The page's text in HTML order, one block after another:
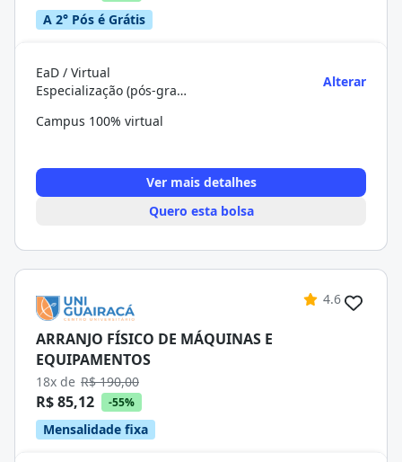
A 2° Pós é Grátis
EaD / Virtual
Especialização (pós-graduação)
Alterar
Campus 100% virtual
Ver mais detalhes
Quero esta bolsa
4.6
ARRANJO FÍSICO DE MÁQUINAS E
EQUIPAMENTOS
18x de R$ 190,00
R$ 85,12 -55%
Mensalidade fixa